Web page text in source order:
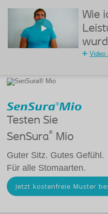
Wie
Video
Testen Sie
SenSura® Mio
Guter Sitz. Gutes Gefühl.
Für alle Stomaarten.
Jetzt kostenfreie Muster